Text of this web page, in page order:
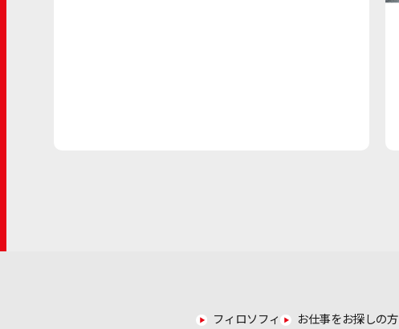
フィロソフィ お仕事をお探しの方